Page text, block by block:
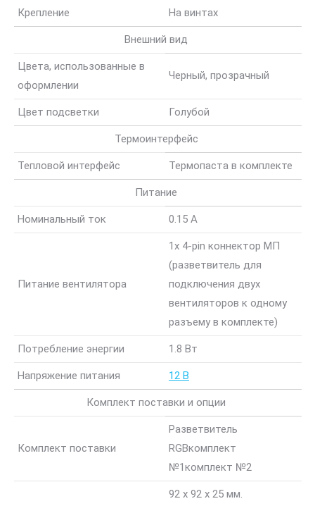
Крепление На винтах
Внешний вид
Цвета, использованные в
оформлении
Черный, прозрачный
Цвет подсветки Голубой
Термоинтерфейс
Тепловой интерфейс Термопаста в комплекте
Питание
Номинальный ток 0.15 А
Питание вентилятора
1x 4-pin коннектор МП
(разветвитель для
подключения двух
вентиляторов к одному
разъему в комплекте)
Потребление энергии 1.8 Вт
Напряжение питания 12 В
Комплект поставки и опции
Комплект поставки
Разветвитель
RGBкомплект
№1 комплект №2
92 x 92 x 25 мм.